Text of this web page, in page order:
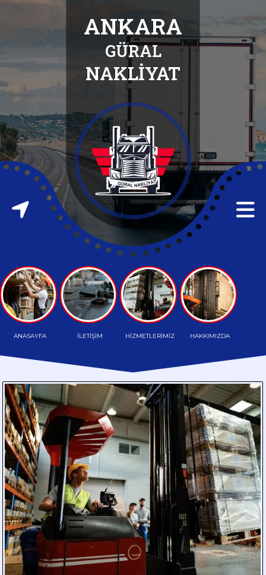
HAKKIMIZDA
HİZMETLERİMİZ
İLETİŞİM
FABRİKA
TAŞIMA
TAŞIMA
HAFRİYAT
TAŞIMA
TAŞIMA
HAMMADDE
TAŞIMA
PARÇA
YÜK
TAŞIMA
DÖKME
YÜK
TAŞIMA
ANKARA
GÜRAL
NAKLİYAT
ANASAYFA İLETİŞİM HİZMETLERİMİZ HAKKIMIZDA